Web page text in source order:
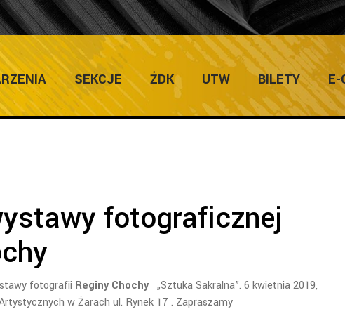
SEKCJE ŻDK UTW BILETY E-
Home/Zapowiedzi Imprez/
fotograficznej
fotografii Reginy Chochy „Sztuka Sakralna”. 6 kwietnia 2019,
w Żarach ul. Rynek 17 . Zapraszamy